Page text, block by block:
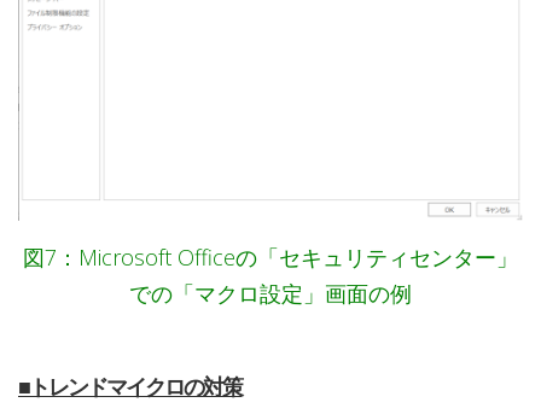
図7：Microsoft Officeの「セキュリティセンター」
での「マクロ設定」画面の例
■トレンドマイクロの対策